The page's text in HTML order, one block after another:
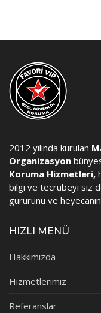
2012 yılında kurulan
Organizasyon
Koruma Hizmetleri,
bilgi ve tecrübeyi siz
gururunu ve
HIZLI MENÜ
Hakkımızda
Hizmetlerimiz
Referanslar